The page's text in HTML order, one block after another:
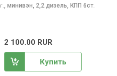
г., минивэн, 2,2 дизель, КПП 6ст.
2 100.00 RUR
Купить